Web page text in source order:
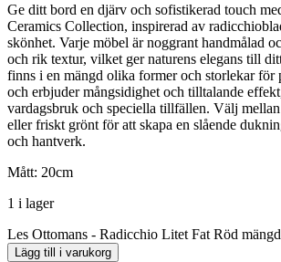
Ge ditt bord en djärv och sofistikerad touch
Ceramics Collection, inspirerad av
skönhet. Varje möbel är noggrant handmålad
och rik textur, vilket ger naturens elegans till
finns i en mängd olika former och storlekar för
och erbjuder mångsidighet och tilltalande
vardagsbruk och speciella tillfällen. Välj
eller friskt grönt för att skapa en slående
och hantverk.
Mått: 20cm
1 i lager
Les Ottomans - Radicchio Litet Fat Röd mängd
Lägg till i varukorg